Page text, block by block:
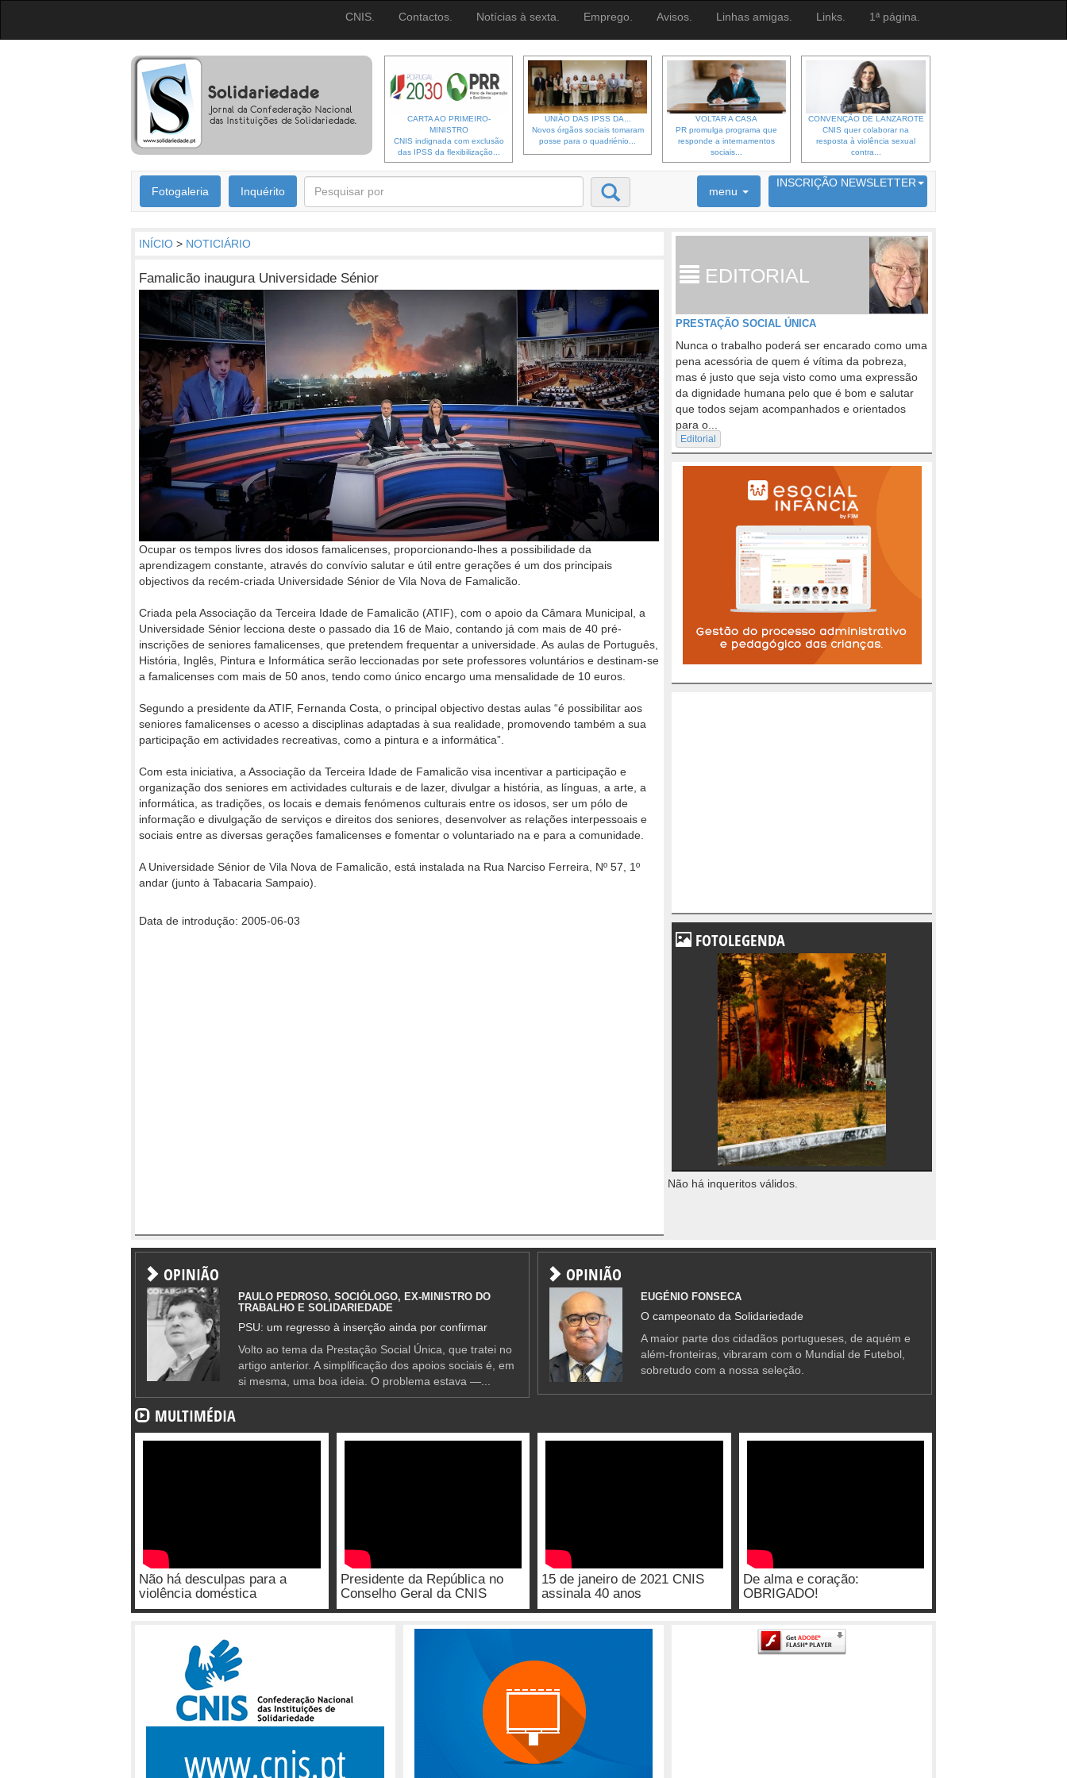
CNIS. Contactos. Notícias à sexta. Emprego. Avisos. Linhas amigas. Links. 1ª página.
CARTA AO PRIMEIRO-
MINISTRO
CNIS indignada com exclusão
das IPSS da flexibilização...
UNIÃO DAS IPSS DA...
Novos órgãos sociais tomaram
posse para o quadriénio...
VOLTAR A CASA
PR promulga programa que
responde a internamentos
sociais...
CONVENÇÃO DE LANZAROTE
CNIS quer colaborar na
resposta à violência sexual
contra...
Fotogaleria Inquérito menu INSCRIÇÃO NEWSLETTER
6692 membros inscritos
INÍCIO > NOTICIÁRIO
Famalicão inaugura Universidade Sénior
Ocupar os tempos livres dos idosos famalicenses, proporcionando-lhes a possibilidade da
aprendizagem constante, através do convívio salutar e útil entre gerações é um dos principais
objectivos da recém-criada Universidade Sénior de Vila Nova de Famalicão.
Criada pela Associação da Terceira Idade de Famalicão (ATIF), com o apoio da Câmara Municipal, a
Universidade Sénior lecciona deste o passado dia 16 de Maio, contando já com mais de 40 pré-
inscrições de seniores famalicenses, que pretendem frequentar a universidade. As aulas de Português,
História, Inglês, Pintura e Informática serão leccionadas por sete professores voluntários e destinam-se
a famalicenses com mais de 50 anos, tendo como único encargo uma mensalidade de 10 euros.
Segundo a presidente da ATIF, Fernanda Costa, o principal objectivo destas aulas “é possibilitar aos
seniores famalicenses o acesso a disciplinas adaptadas à sua realidade, promovendo também a sua
participação em actividades recreativas, como a pintura e a informática”.
Com esta iniciativa, a Associação da Terceira Idade de Famalicão visa incentivar a participação e
organização dos seniores em actividades culturais e de lazer, divulgar a história, as línguas, a arte, a
informática, as tradições, os locais e demais fenómenos culturais entre os idosos, ser um pólo de
informação e divulgação de serviços e direitos dos seniores, desenvolver as relações interpessoais e
sociais entre as diversas gerações famalicenses e fomentar o voluntariado na e para a comunidade.
A Universidade Sénior de Vila Nova de Famalicão, está instalada na Rua Narciso Ferreira, Nº 57, 1º
andar (junto à Tabacaria Sampaio).
Data de introdução: 2005-06-03
EDITORIAL
PRESTAÇÃO SOCIAL ÚNICA
Nunca o trabalho poderá ser encarado como uma
pena acessória de quem é vítima da pobreza,
mas é justo que seja visto como uma expressão
da dignidade humana pelo que é bom e salutar
que todos sejam acompanhados e orientados
para o...
Editorial
FOTOLEGENDA
Não há inqueritos válidos.
OPINIÃO
PAULO PEDROSO, SOCIÓLOGO, EX-MINISTRO DO
TRABALHO E SOLIDARIEDADE
PSU: um regresso à inserção ainda por confirmar
Volto ao tema da Prestação Social Única, que tratei no
artigo anterior. A simplificação dos apoios sociais é, em
si mesma, uma boa ideia. O problema estava —...
OPINIÃO
EUGÉNIO FONSECA
O campeonato da Solidariedade
A maior parte dos cidadãos portugueses, de aquém e
além-fronteiras, vibraram com o Mundial de Futebol,
sobretudo com a nossa seleção.
MULTIMÉDIA
Não há desculpas para a
violência doméstica
Presidente da República no
Conselho Geral da CNIS
15 de janeiro de 2021 CNIS
assinala 40 anos
De alma e coração:
OBRIGADO!